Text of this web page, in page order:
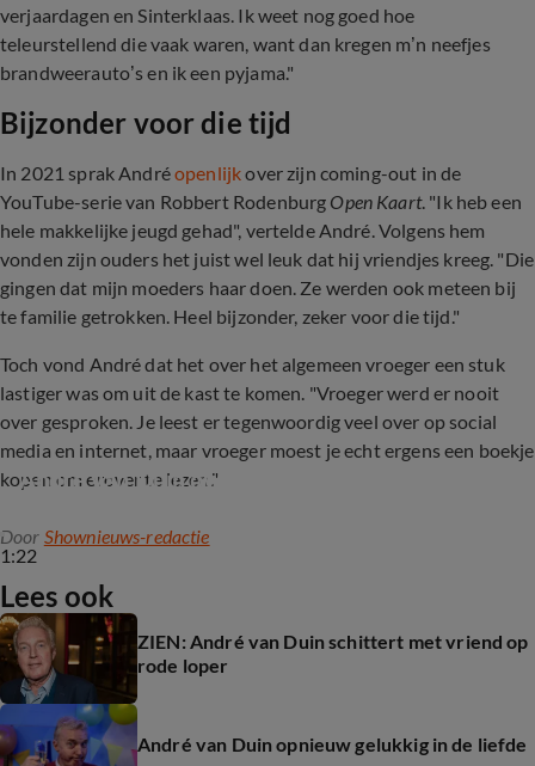
verjaardagen en Sinterklaas. Ik weet nog goed hoe
teleurstellend die vaak waren, want dan kregen m’n neefjes
brandweerauto’s en ik een pyjama."
Bijzonder voor die tijd
In 2021 sprak Andréopenlijkover zijn coming-out in de
YouTube-serie van Robbert Rodenburg Open Kaart. "Ik heb een
hele makkelijke jeugd gehad", vertelde André. Volgens hem
vonden zijn ouders het juist wel leuk dat hij vriendjes kreeg. "Die
gingen dat mijn moeders haar doen. Ze werden ook meteen bij
te familie getrokken. Heel bijzonder, zeker voor die tijd."
Toch vond André dat het over het algemeen vroeger een stuk
lastiger was om uit de kast te komen. "Vroeger werd er nooit
over gesproken. Je leest er tegenwoordig veel over op social
media en internet, maar vroeger moest je echt ergens een boekje
kopen om erover te lezen."
1:22
André van Duin over zijn coming out
Door Shownieuws-redactie
Lees ook
ZIEN: André van Duin schittert met vriend op
rode loper
André van Duin opnieuw gelukkig in de liefde